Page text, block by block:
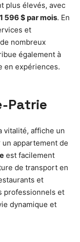
plus élevés, avec
1 596 $ par mois. En
et
nombreux
également à
en expériences.
Patrie
vitalité, affiche un
un appartement de
est facilement
de transport en
et
professionnels et
dynamique et